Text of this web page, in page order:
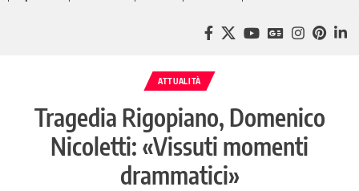
ATTUALITÀ
Tragedia Rigopiano, Domenico
Nicoletti: «Vissuti momenti
drammatici»